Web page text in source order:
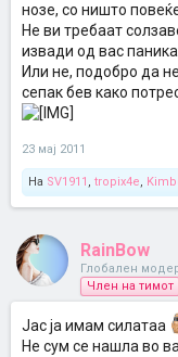
нозе, со ништо
Не ви требаат
извади од вас
Или не, подобро да
сепак бев како
23 мај 2011
На SV1911 , tropix4e,
RainBow
Глобален
Член на тимот
Јас ја имам силатаа
Не сум се нашла во